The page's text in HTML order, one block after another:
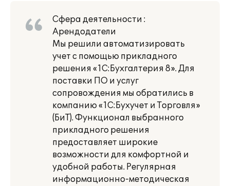
Сфера деятельности :
Арендодатели
Мы решили автоматизировать
учет с помощью прикладного
решения «1С:Бухгалтерия 8». Для
поставки ПО и услуг
сопровождения мы обратились в
компанию «1С:Бухучет и Торговля»
(БиТ). Функционал выбранного
прикладного решения
предоставляет широкие
возможности для комфортной и
удобной работы. Регулярная
информационно-методическая